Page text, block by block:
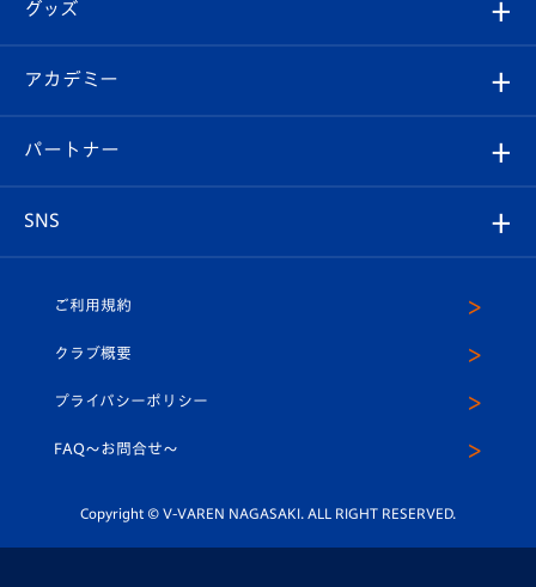
チケット
イベント
メディア
ホームタウン
スタッフプロフィール
マスコット紹介
平和祈念活動
ホームタウン活動
Revive Team
ヴィヴィくんの長崎おもてなしガイド
フォトギャラリー
スタジアムグルメ
V-LOVERS（ファンクラブ）
プレイヤーズスイート
グッズ
オンラインショップ
店舗情報
アカデミー
育成からのお知らせ
U-18
スクール
パートナー
SNS
ヴィヴィくんインスタグラム
公式LINE＠
ご利用規約
クラブ概要
プライバシーポリシー
FAQ〜お問合せ〜
Copyright © V-VAREN NAGASAKI. ALL RIGHT RESERVED.